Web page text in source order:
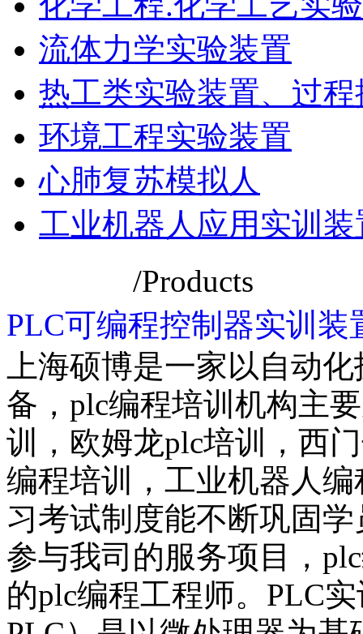
流体力学实验装置
热工类实验装置、过
环境工程实验装置
心肺复苏模拟人
工业机器人应用实训装
/Products
PLC可编程控制器实训装
上海硕博是一家以自动
备，plc编程培训机构主
训，欧姆龙plc培训，西
编程培训，工业机器人
习考试制度能不断巩固
参与我司的服务项目，
的plc编程工程师。PLC